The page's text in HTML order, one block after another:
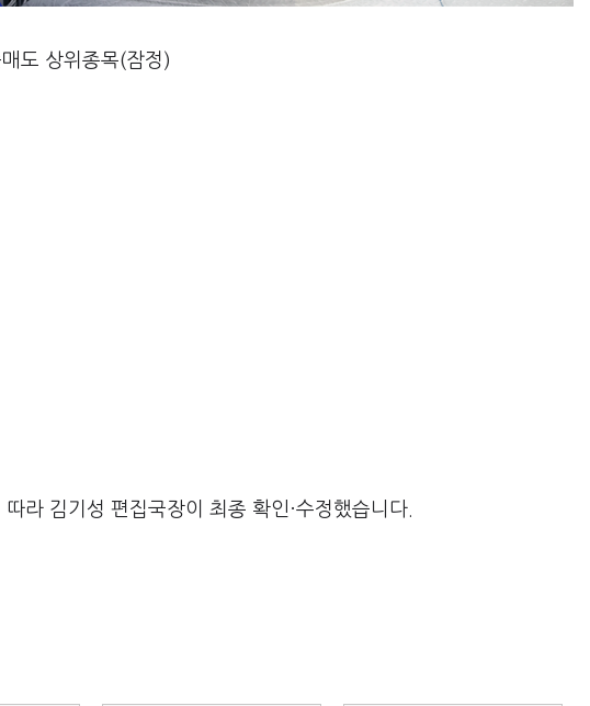
도 상위종목(잠정)
라 김기성 편집국장이 최종 확인·수정했습니다.